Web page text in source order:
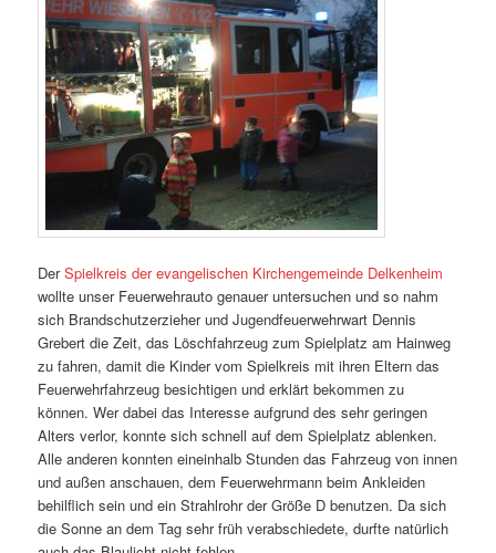
DerSpielkreis der evangelischen Kirchengemeinde Delkenheim
wollte unser Feuerwehrauto genauer untersuchen und so nahm
sich Brandschutzerzieher und Jugendfeuerwehrwart Dennis
Grebert die Zeit, das Löschfahrzeug zum Spielplatz am Hainweg
zu fahren, damit die Kinder vom Spielkreis mit ihren Eltern das
Feuerwehrfahrzeug besichtigen und erklärt bekommen zu
können. Wer dabei das Interesse aufgrund des sehr geringen
Alters verlor, konnte sich schnell auf dem Spielplatz ablenken.
Alle anderen konnten eineinhalb Stunden das Fahrzeug von innen
und außen anschauen, dem Feuerwehrmann beim Ankleiden
behilflich sein und ein Strahlrohr der Größe D benutzen. Da sich
die Sonne an dem Tag sehr früh verabschiedete, durfte natürlich